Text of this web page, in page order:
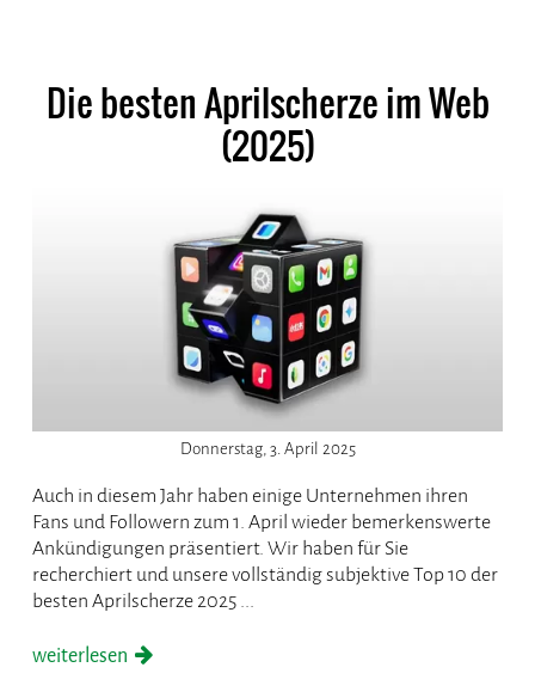
Die besten Aprilscherze im Web
(2025)
Donnerstag, 3. April 2025
Auch in diesem Jahr haben einige Unternehmen ihren
Fans und Followern zum 1. April wieder bemerkenswerte
Ankündigungen präsentiert. Wir haben für Sie
recherchiert und unsere vollständig subjektive Top 10 der
besten Aprilscherze 2025 ...
weiterlesen